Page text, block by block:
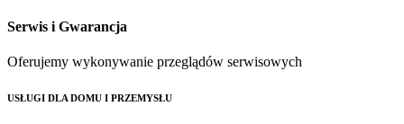
Serwis i Gwarancja
Oferujemy wykonywanie przeglądów serwisowych
USŁUGI DLA DOMU I PRZEMYSŁU